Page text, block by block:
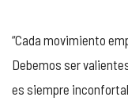
“Cada movimiento
Debemos ser
es siempre